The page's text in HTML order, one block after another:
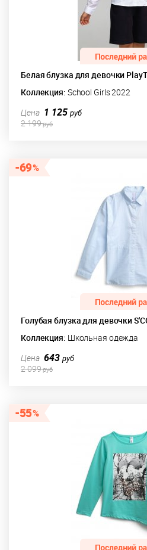
Белая блузка для девочки
Коллекция: School Girls 2022
Цена 1 125 руб
2 199руб
69
Голубая блузка для девочки
Коллекция: Школьная одежда
Цена 643руб
2 099руб
55